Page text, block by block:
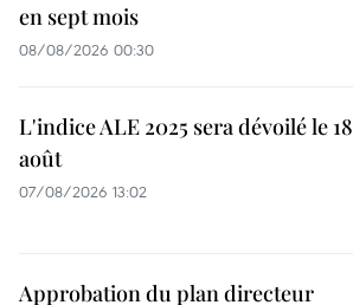
en sept mois
08/08/2026 00:30
L'indice ALE 2025 sera dévoilé le 18
août
07/08/2026 13:02
Approbation du plan directeur